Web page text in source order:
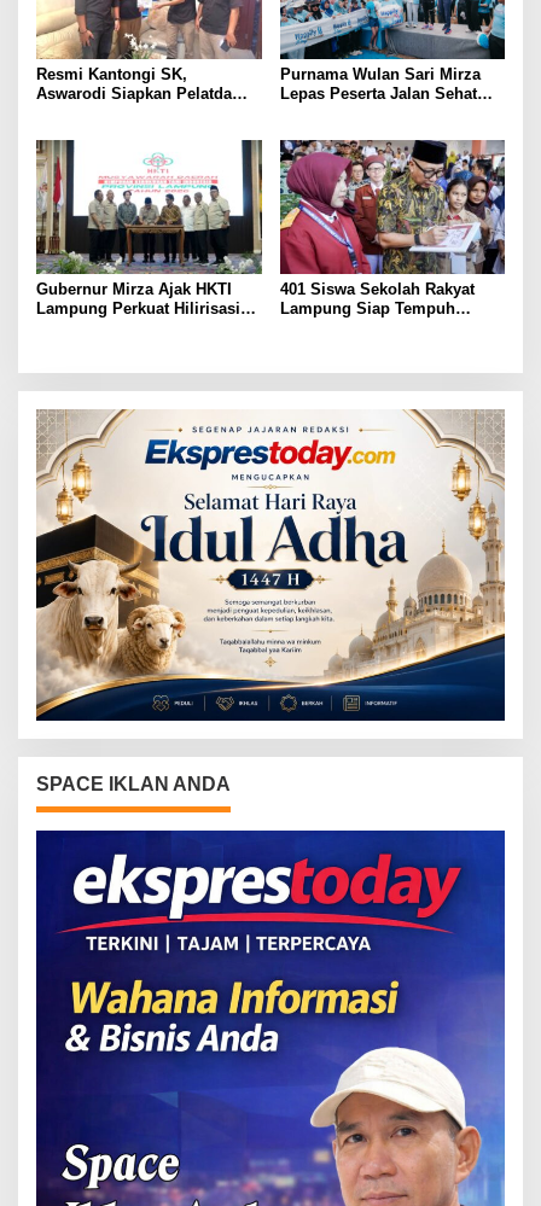
Resmi Kantongi SK,
Aswarodi Siapkan Pelatda
Purnama Wulan Sari Mirza
Lepas Peserta Jalan Sehat
Gubernur Mirza Ajak HKTI
Lampung Perkuat Hilirisasi
401 Siswa Sekolah Rakyat
Lampung Siap Tempuh
SPACE IKLAN ANDA